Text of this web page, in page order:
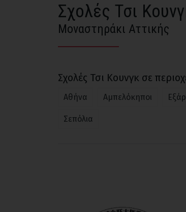
Σχολές Τσι
Μοναστηράκι Αττικής
Σχολές Τσι Κουνγκ σε
Αθήνα Αμπελόκηποι
Σεπόλια